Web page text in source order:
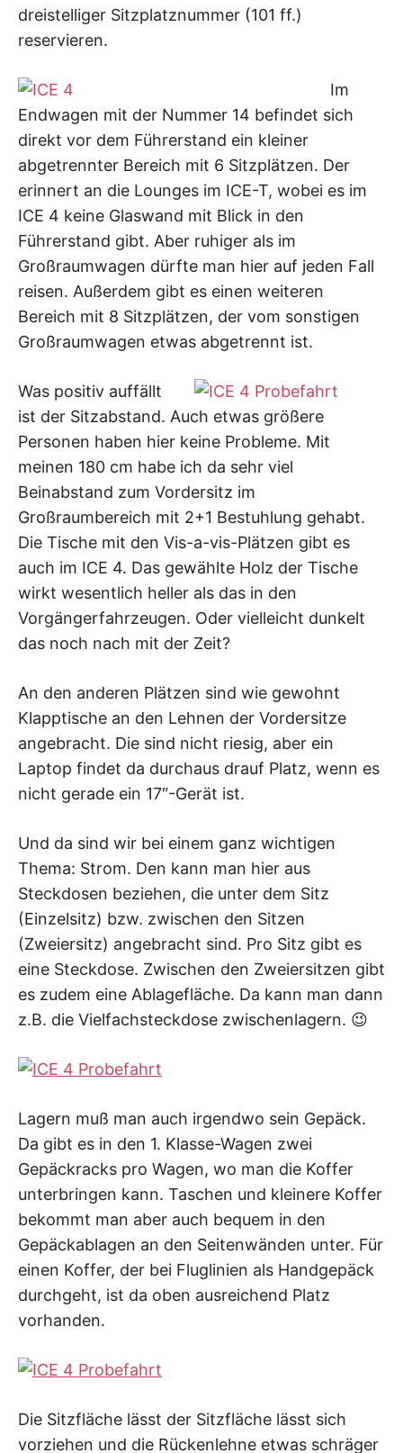
dreistelliger Sitzplatznummer (101 ff.)
reservieren.
Im
Endwagen mit der Nummer 14 befindet sich
direkt vor dem Führerstand ein kleiner
abgetrennter Bereich mit 6 Sitzplätzen. Der
erinnert an die Lounges im ICE-T, wobei es im
ICE 4 keine Glaswand mit Blick in den
Führerstand gibt. Aber ruhiger als im
Großraumwagen dürfte man hier auf jeden Fall
reisen. Außerdem gibt es einen weiteren
Bereich mit 8 Sitzplätzen, der vom sonstigen
Großraumwagen etwas abgetrennt ist.
Was positiv auffällt
ist der Sitzabstand. Auch etwas größere
Personen haben hier keine Probleme. Mit
meinen 180 cm habe ich da sehr viel
Beinabstand zum Vordersitz im
Großraumbereich mit 2+1 Bestuhlung gehabt.
Die Tische mit den Vis-a-vis-Plätzen gibt es
auch im ICE 4. Das gewählte Holz der Tische
wirkt wesentlich heller als das in den
Vorgängerfahrzeugen. Oder vielleicht dunkelt
das noch nach mit der Zeit?
An den anderen Plätzen sind wie gewohnt
Klapptische an den Lehnen der Vordersitze
angebracht. Die sind nicht riesig, aber ein
Laptop findet da durchaus drauf Platz, wenn es
nicht gerade ein 17″-Gerät ist.
Und da sind wir bei einem ganz wichtigen
Thema: Strom. Den kann man hier aus
Steckdosen beziehen, die unter dem Sitz
(Einzelsitz) bzw. zwischen den Sitzen
(Zweiersitz) angebracht sind. Pro Sitz gibt es
eine Steckdose. Zwischen den Zweiersitzen gibt
es zudem eine Ablagefläche. Da kann man dann
z.B. die Vielfachsteckdose zwischenlagern. 😉
Lagern muß man auch irgendwo sein Gepäck.
Da gibt es in den 1. Klasse-Wagen zwei
Gepäckracks pro Wagen, wo man die Koffer
unterbringen kann. Taschen und kleinere Koffer
bekommt man aber auch bequem in den
Gepäckablagen an den Seitenwänden unter. Für
einen Koffer, der bei Fluglinien als Handgepäck
durchgeht, ist da oben ausreichend Platz
vorhanden.
Die Sitzfläche lässt der Sitzfläche lässt sich
vorziehen und die Rückenlehne etwas schräger